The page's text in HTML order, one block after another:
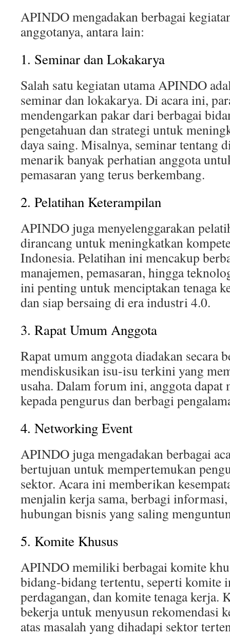
APINDO mengadakan berbagai
anggotanya, antara lain:
1. Seminar dan Lokakarya
Salah satu kegiatan utama APINDO
seminar dan lokakarya. Di acara ini,
mendengarkan pakar dari berbagai
pengetahuan dan strategi untuk
daya saing. Misalnya, seminar tentang
menarik banyak perhatian anggota
pemasaran yang terus berkembang.
2. Pelatihan Keterampilan
APINDO juga menyelenggarakan
dirancang untuk meningkatkan
Indonesia. Pelatihan ini mencakup
manajemen, pemasaran, hingga
ini penting untuk menciptakan tenaga
dan siap bersaing di era industri 4.0.
3. Rapat Umum Anggota
Rapat umum anggota diadakan secara
mendiskusikan isu-isu terkini yang
usaha. Dalam forum ini, anggota dapat
kepada pengurus dan berbagi
4. Networking Event
APINDO juga mengadakan berbagai
bertujuan untuk mempertemukan
sektor. Acara ini memberikan
menjalin kerja sama, berbagi
hubungan bisnis yang saling
5. Komite Khusus
APINDO memiliki berbagai komite
bidang-bidang tertentu, seperti komite
perdagangan, dan komite tenaga
bekerja untuk menyusun rekomendasi
atas masalah yang dihadapi sektor